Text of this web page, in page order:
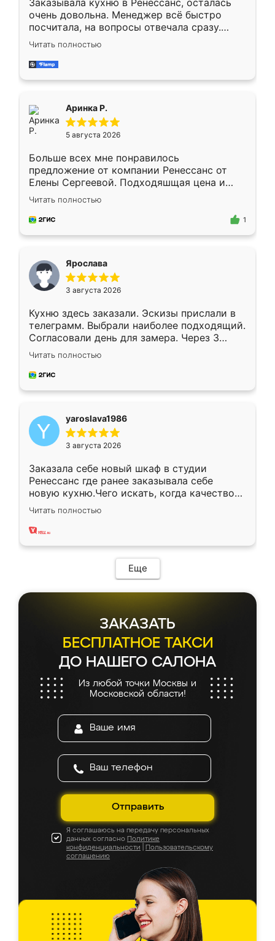
Заказывала кухню в Ренессанс, осталась
очень довольна. Менеджер всё быстро
посчитала, на вопросы отвечала сразу.
Замерщик приехал в субботу, подошёл к
делу со всей ответственностью. Собрали
за день, ребята работали аккуратно, даже
Читать полностью
Аринка Р.
5 августа 2026
Больше всех мне понравилось
предложение от компании Ренессанс от
Елены Сергеевой. Подходяшщая цена и
короткие сроки изготовления. Приехавший
для замера сотрудник Владислав
предложил по моему эскизу самый
Читать полностью
1
Ярослава
3 августа 2026
Кухню здесь заказали. Эскизы прислали в
телеграмм. Выбрали наиболее подходящий.
Согласовали день для замера. Через 3
недели кухня была уже готова. Остались
довольны работой. Спасибо Ренессанс
мебель за качественную работу!
Читать полностью
yaroslava1986
3 августа 2026
Заказала себе новый шкаф в студии
Ренессанс где ранее заказывала себе
новую кухню.Чего искать, когда качеством
вполне довольна. Служит кухня уже почти
два года, нареканий нет.
Читать полностью
Еще
ЗАКАЗАТЬ
БЕСПЛАТНОЕ ТАКСИ
ДО НАШЕГО САЛОНА
Из любой точки Москвы и
Московской области!
Отправить
Я соглашаюсь на передачу персональных
данных согласно Политике
конфиденциальности
Пользовательскому
соглашению